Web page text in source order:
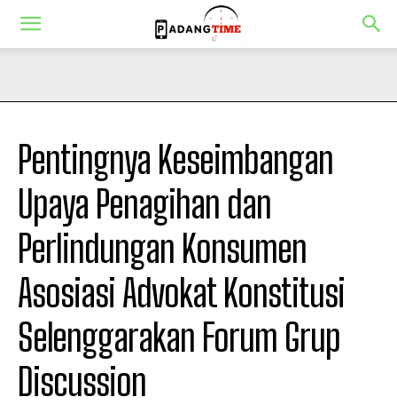
Pentingnya Keseimbangan
Upaya Penagihan dan
Perlindungan Konsumen
Asosiasi Advokat Konstitusi
Selenggarakan Forum Grup
Discussion